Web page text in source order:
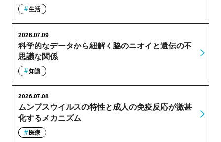
生活
科学的なデータから紐解く脇のニオイと遺伝の不
思議な関係
2026.07.09
知識
ムンプスウイルスの特性と成人の免疫反応が激甚
化するメカニズム
2026.07.08
医療